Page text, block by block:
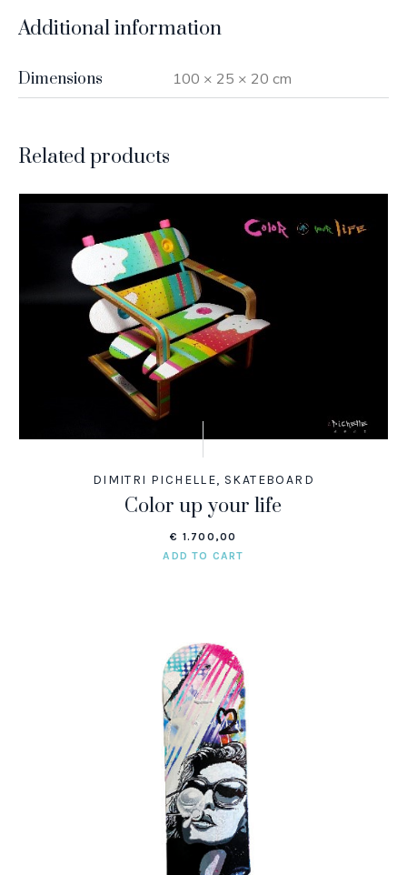
Additional information
Dimensions 100 × 25 × 20 cm
Related products
DIMITRI PICHELLE, SKATEBOARD
Color up your life
€ 1.700,00
ADD TO CART